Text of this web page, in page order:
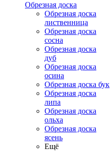
Обрезная доска
Обрезная доска
лиственница
Обрезная доска
сосна
Обрезная доска
дуб
Обрезная доска
осина
Обрезная доска бук
Обрезная доска
липа
Обрезная доска
ольха
Обрезная доска
ясень
Ещё